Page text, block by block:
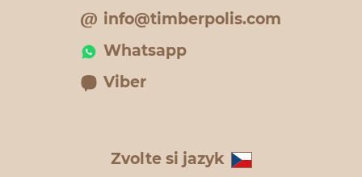
info@timberpolis.com
Whatsapp
Viber
Zvolte si jazyk